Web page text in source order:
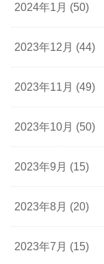
2024年1月 (50)
2023年12月 (44)
2023年11月 (49)
2023年10月 (50)
2023年9月 (15)
2023年8月 (20)
2023年7月 (15)